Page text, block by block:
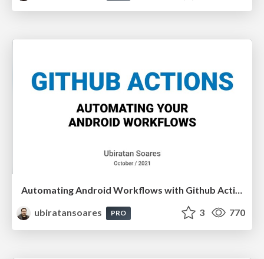
Automating Android Workflows with Github Actions
ubiratansoares
PRO 3 770